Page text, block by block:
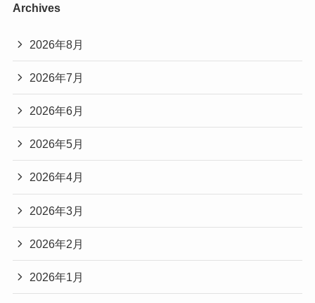
Archives
2026年8月
2026年7月
2026年6月
2026年5月
2026年4月
2026年3月
2026年2月
2026年1月